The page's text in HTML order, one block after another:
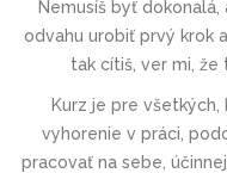
Nemusíš byť dokonalá,
odvahu urobiť prvý krok
tak cítiš, ver mi,
Kurz je pre všetkých,
vyhorenie v práci,
pracovať na sebe,